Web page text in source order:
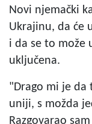
Novi njemački
Ukrajinu, da će
i da se to može
uključena.
"Drago mi je da
uniji, s možda
Razgovarao